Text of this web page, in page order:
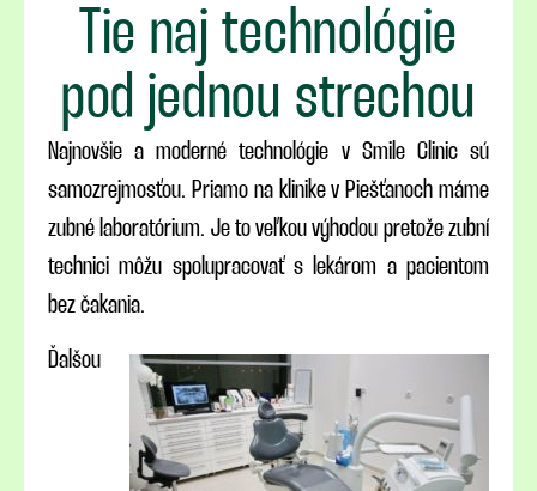
Tie naj technológie
pod jednou strechou
Najnovšie a moderné technológie v Smile Clinic sú
samozrejmosťou. Priamo na klinike v Piešťanoch máme
zubné laboratórium. Je to veľkou výhodou pretože zubní
technici môžu spolupracovať s lekárom a pacientom
bez čakania.
Ďalšou